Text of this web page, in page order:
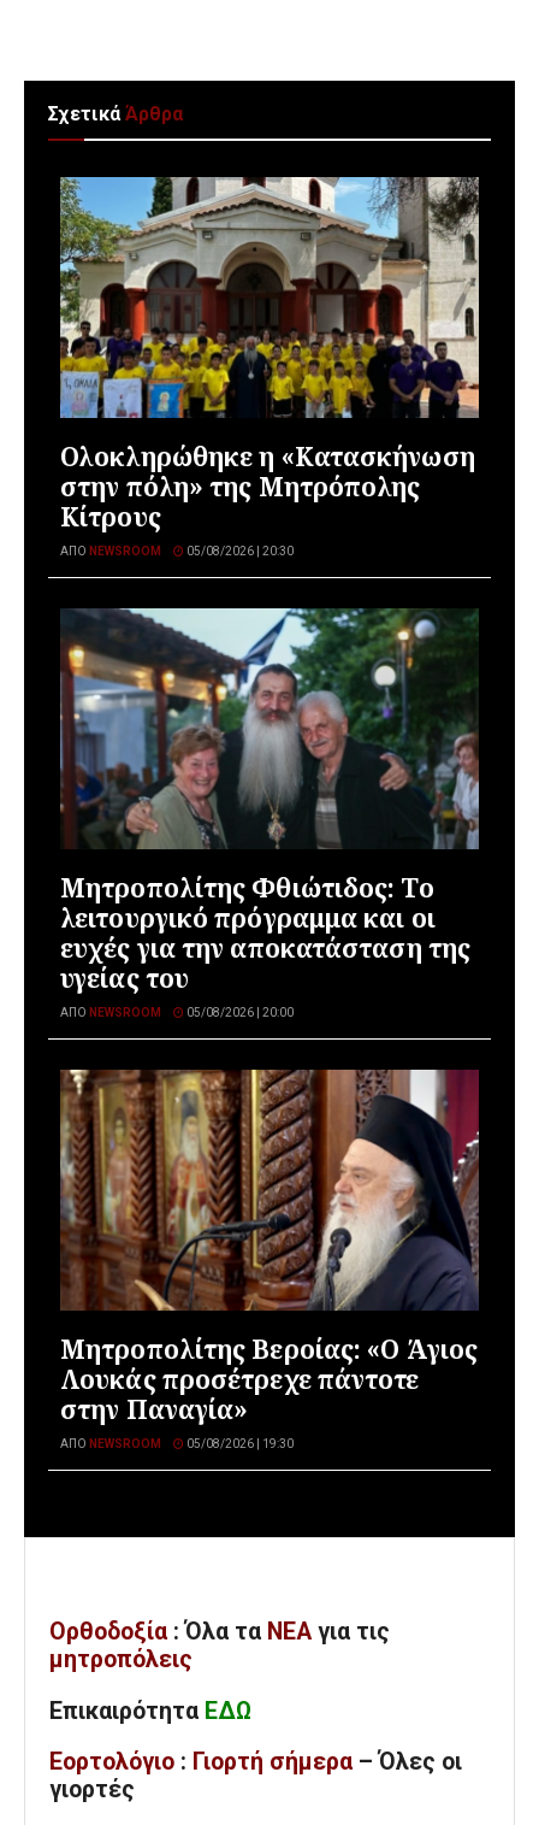
ΣχετικάΆρθρα
Ολοκληρώθηκε η «Κατασκήνωση
στην πόλη» της Μητρόπολης
Κίτρους
ΑΠΌ NEWSROOM 05/08/2026 | 20:30
Μητροπολίτης Φθιώτιδος: Το
λειτουργικό πρόγραμμα και οι
ευχές για την αποκατάσταση της
υγείας του
ΑΠΌ NEWSROOM 05/08/2026 | 20:00
Μητροπολίτης Βεροίας: «Ο Άγιος
Λουκάς προσέτρεχε πάντοτε
στην Παναγία»
ΑΠΌ NEWSROOM 05/08/2026 | 19:30
Ορθοδοξία : Όλα τα ΝΕΑ για τις
μητροπόλεις
Επικαιρότητα ΕΔΩ
Εορτολόγιο : Γιορτή σήμερα – Όλες οι
γιορτές